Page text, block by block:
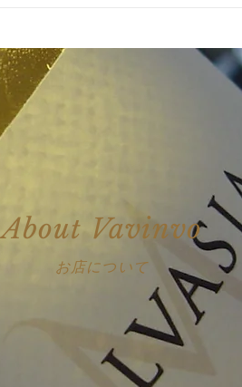
About Vavinvo
​お店について